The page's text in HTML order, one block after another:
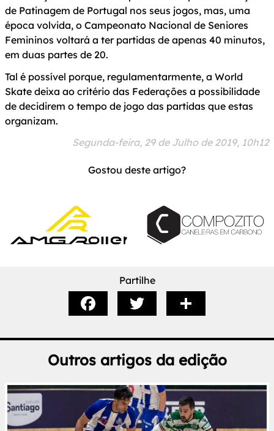
de Patinagem de Portugal nos seus jogos, mas, uma
época volvida, o Campeonato Nacional de Seniores
Femininos voltará a ter partidas de apenas 40 minutos,
em duas partes de 20.
Tal é possível porque, regulamentarmente, a World
Skate deixa ao critério das Federações a possibilidade
de decidirem o tempo de jogo das partidas que estas
organizam.
Segunda-feira, 29 de Julho de 2019, 10h12
Gostou deste artigo?
Partilhe
Outros artigos da edição